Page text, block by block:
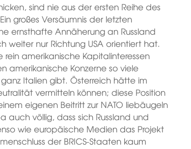
sind nie aus der ersten Reihe des
großes Versäumnis der letzten
ernsthafte Annäherung an Russland
weiter nur Richtung USA orientiert hat.
amerikanische Kapitalinteressen
amerikanische Konzerne so viele
Italien gibt. Österreich hätte im
vermitteln können; diese Position
eigenen Beitritt zur NATO liebäugeln
auch völlig, dass sich Russland und
wie europäische Medien das Projekt
der BRICS-Staaten kaum